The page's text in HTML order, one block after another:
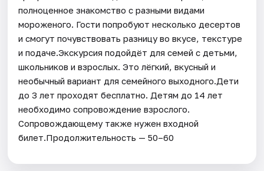
полноценное знакомство с разными видами
мороженого. Гости попробуют несколько десертов
и смогут почувствовать разницу во вкусе, текстуре
и подаче.Экскурсия подойдёт для семей с детьми,
школьников и взрослых. Это лёгкий, вкусный и
необычный вариант для семейного выходного.Дети
до 3 лет проходят бесплатно. Детям до 14 лет
необходимо сопровождение взрослого.
Сопровождающему также нужен входной
билет.Продолжительность — 50–60